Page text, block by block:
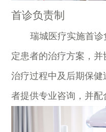
首诊负责制
瑞城医疗实施首
定患者的治疗方案，
治疗过程中及后期保
者提供专业咨询，并配